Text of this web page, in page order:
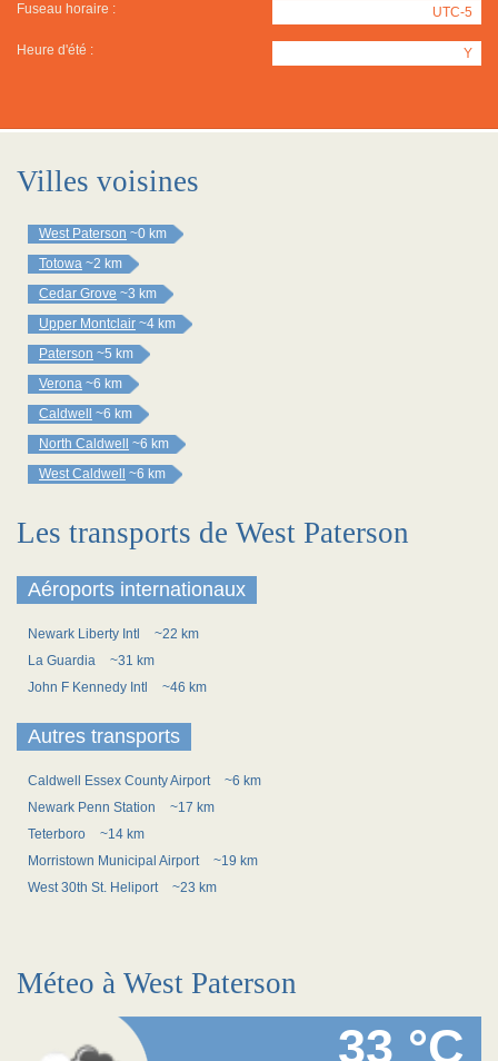
Fuseau horaire : UTC-5
Heure d'été : Y
Villes voisines
West Paterson ~0 km
Totowa ~2 km
Cedar Grove ~3 km
Upper Montclair ~4 km
Paterson ~5 km
Verona ~6 km
Caldwell
~6 km
North Caldwell
~6 km
West Caldwell
~6 km
Les transports de West Paterson
Aéroports internationaux
Newark Liberty Intl
~22 km
La Guardia
~31 km
John F Kennedy Intl
~46 km
Autres transports
Caldwell Essex County Airport
~6 km
Newark Penn Station
~17 km
Teterboro
~14 km
Morristown Municipal Airport
~19 km
West 30th St. Heliport
~23 km
Méteo à West Paterson
33 °C